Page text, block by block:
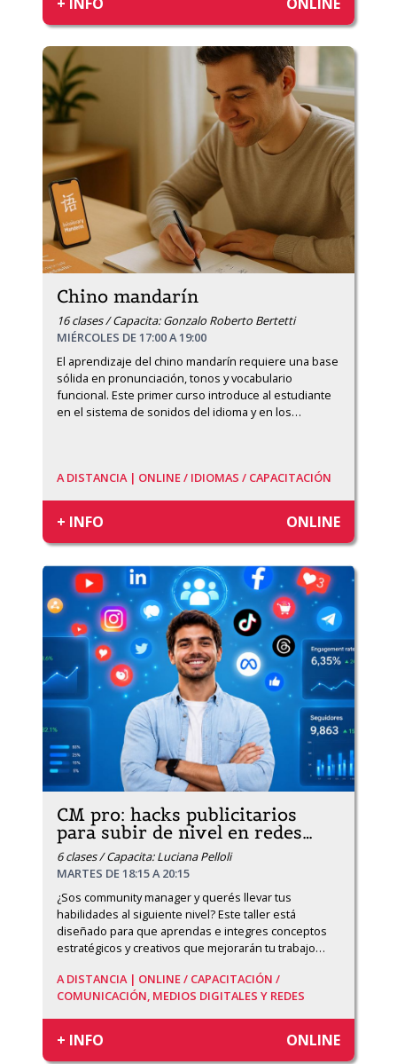
Chino mandarín
16 clases / Capacita: Gonzalo Roberto Bertetti
MIÉRCOLES DE 17:00 A 19:00
El aprendizaje del chino mandarín requiere una base
sólida en pronunciación, tonos y vocabulario
funcional. Este primer curso introduce al estudiante
en el sistema de sonidos del idioma y en los…
A DISTANCIA | ONLINE / IDIOMAS / CAPACITACIÓN
+ INFO ONLINE
CM pro: hacks publicitarios
para subir de nivel en redes…
6 clases / Capacita: Luciana Pelloli
MARTES DE 18:15 A 20:15
¿Sos community manager y querés llevar tus
habilidades al siguiente nivel? Este taller está
diseñado para que aprendas e integres conceptos
estratégicos y creativos que mejorarán tu trabajo…
A DISTANCIA | ONLINE / CAPACITACIÓN /
COMUNICACIÓN, MEDIOS DIGITALES Y REDES
+ INFO ONLINE